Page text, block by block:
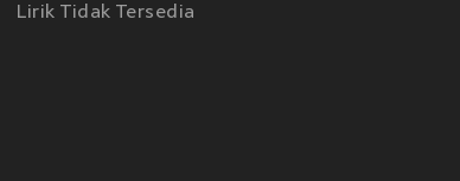
Lirik Tidak Tersedia